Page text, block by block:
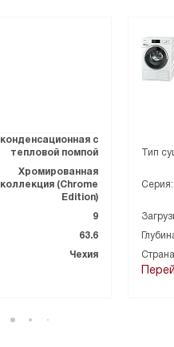
конденсационная с
тепловой помпой
Хромированная
коллекция (Chrome
Edition)
9
63.6
Чехия
Тип
Серия: